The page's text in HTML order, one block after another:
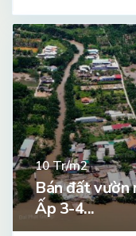
10Tr/m2
Bán đất vườn
Ấp 3-4...